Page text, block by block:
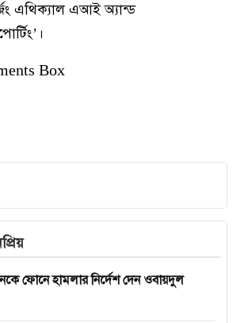
এথিক্যাল এআই অ্যান্ড
Box
ফোনে হামলার নির্দেশ দেন ওবায়দুল